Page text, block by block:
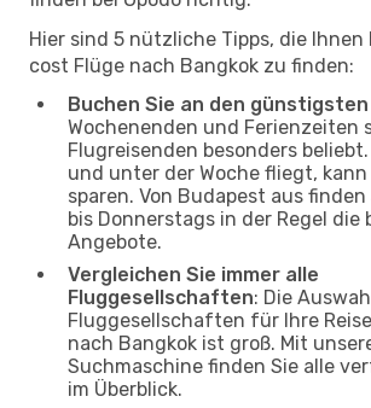
Hier sind 5 nützliche Tipps, die
cost Flüge nach Bangkok zu finden:
Buchen Sie an den günstigsten
Wochenenden und Ferienzeiten
Flugreisenden besonders
und unter der Woche fliegt,
sparen. Von Budapest aus
bis Donnerstags in der Regel die
Angebote.
Vergleichen Sie immer alle
Fluggesellschaften: Die
Fluggesellschaften für Ihre
nach Bangkok ist groß. Mit
Suchmaschine finden Sie alle
im Überblick.